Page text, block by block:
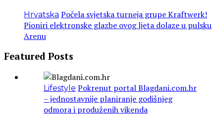
Hrvatska Počela svjetska turneja grupe Kraftwerk!
Pioniri elektronske glazbe ovog ljeta dolaze u pulsku
Arenu
Featured Posts
Lifestyle Pokrenut portal Blagdani.com.hr
– jednostavnije planiranje godišnjeg
odmora i produženih vikenda